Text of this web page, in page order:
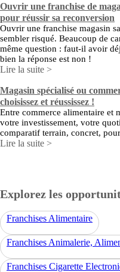
Ouvrir une franchise de
pour réussir sa reconversion
Ouvrir une franchise magasin
sembler risqué. Beaucoup de
même question : faut-il avoir
bien la réponse est non !
Lire la suite >
Magasin spécialisé ou
choisissez et réussissez !
Entre commerce alimentaire et
votre investissement, votre
comparatif terrain, concret,
Lire la suite >
Explorez les
Franchises Alimentaire
Franchises Animalerie,
Franchises Cigarette